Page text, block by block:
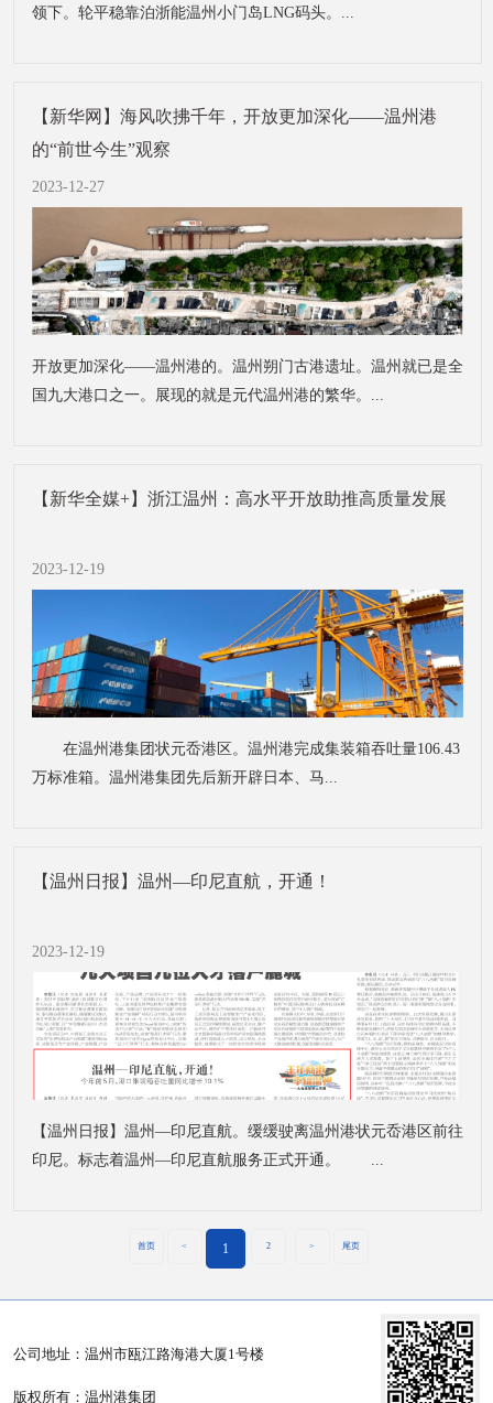
领下。轮平稳靠泊浙能温州小门岛LNG码头。...
【新华网】海风吹拂千年，开放更加深化——温州港
的“前世今生”观察
2023-12-27
开放更加深化——温州港的。温州朔门古港遗址。温州就已是全
国九大港口之一。展现的就是元代温州港的繁华。...
【新华全媒+】浙江温州：高水平开放助推高质量发展
2023-12-19
在温州港集团状元岙港区。温州港完成集装箱吞吐量106.43
万标准箱。温州港集团先后新开辟日本、马...
【温州日报】温州—印尼直航，开通！
2023-12-19
【温州日报】温州—印尼直航。缓缓驶离温州港状元岙港区前往
印尼。标志着温州—印尼直航服务正式开通。 ...
首页 < 1 2 > 尾页
公司地址：温州市瓯江路海港大厦1号楼
版权所有：温州港集团